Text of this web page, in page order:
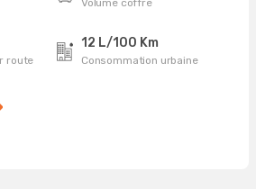
Volume coffre
route
12 L/100 Km
Consommation urbaine